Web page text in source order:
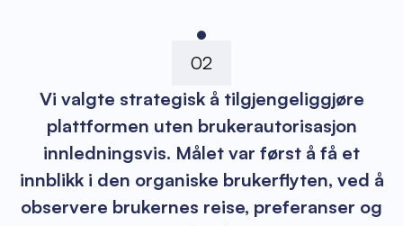
02
Vi valgte strategisk å tilgjengeliggjøre
plattformen uten brukerautorisasjon
innledningsvis. Målet var først å få et
innblikk i den organiske brukerflyten, ved å
observere brukernes reise, preferanser og